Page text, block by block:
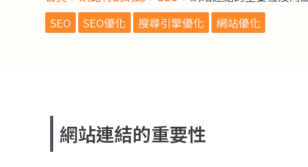
SEO
SEO優化 搜尋引擎優化 網站優化
網站連結的重要性​